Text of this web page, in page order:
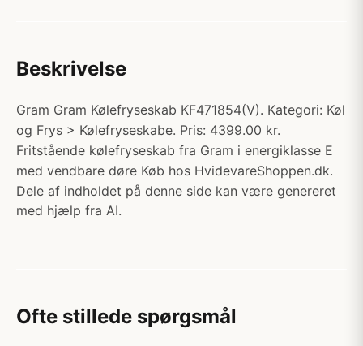
Beskrivelse
Gram Gram Kølefryseskab KF471854(V). Kategori: Køl
og Frys > Kølefryseskabe. Pris: 4399.00 kr.
Fritstående kølefryseskab fra Gram i energiklasse E
med vendbare døre Køb hos HvidevareShoppen.dk.
Dele af indholdet på denne side kan være genereret
med hjælp fra AI.
Ofte stillede spørgsmål